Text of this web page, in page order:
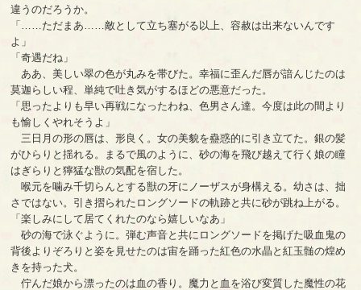
違うのだろうか。
「……ただまあ……敵として立ち塞がる以上、容赦は出来ないんです
よ」
「奇遇だね」
ああ、美しい翠の色が丸みを帯びた。幸福に歪んだ唇が諳んじたのは
莫迦らしい程、単純で吐き気がするほどの悪意だった。
「思ったよりも早い再戦になったわね、色男さん達。今度は此の間より
も愉しくやれそうよ」
三日月の形の唇は、形良く。女の美貌を蠱惑的に引き立てた。銀の髪
がひらりと揺れる。まるで風のように、砂の海を飛び越えて行く娘の瞳
はぎらりと獰猛な獣の気配を宿した。
喉元を噛み千切らんとする獣の牙にノーザスが身構える。幼さは、拙
さではない。引き摺られたロングソードの軌跡と共に砂が跳ね上がる。
「楽しみにして居てくれたのなら嬉しいなあ」
砂の海で泳ぐように。弾む声音と共にロングソードを掲げた吸血鬼の
背後よりぞろりと姿を見せたのは宙を踊った紅色の水晶と紅玉髄の煌め
きを持った犬。
佇んだ娘から漂ったのは血の香り。魔力と血を浴び変質した魔性の花